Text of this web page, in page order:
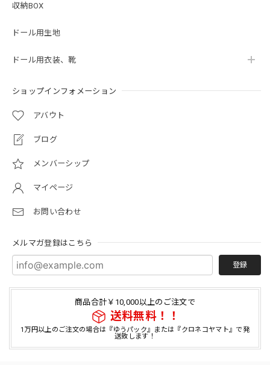
収納BOX
ドール用生地
ドール用衣装、靴
ショップインフォメーション
アバウト
ブログ
メンバーシップ
マイページ
お問い合わせ
メルマガ登録はこちら
登録
商品合計￥10,000以上のご注文で
送料無料！！
1万円以上のご注文の場合は『ゆうパック』または『クロネコヤマト』で発
送致します！